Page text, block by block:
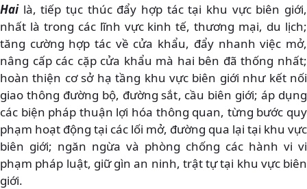
Hailà, tiếp tục thúc đẩy hợp tác tại khu vực biên giới,
nhất là trong các lĩnh vực kinh tế, thương mại, du lịch;
tăng cường hợp tác về cửa khẩu, đẩy nhanh việc mở,
nâng cấp các cặp cửa khẩu mà hai bên đã thống nhất;
hoàn thiện cơ sở hạ tầng khu vực biên giới như kết nối
giao thông đường bộ, đường sắt, cầu biên giới; áp dụng
các biện pháp thuận lợi hóa thông quan, từng bước quy
phạm hoạt động tại các lối mở, đường qua lại tại khu vực
biên giới; ngăn ngừa và phòng chống các hành vi vi
phạm pháp luật, giữ gìn an ninh, trật tự tại khu vực biên
giới.